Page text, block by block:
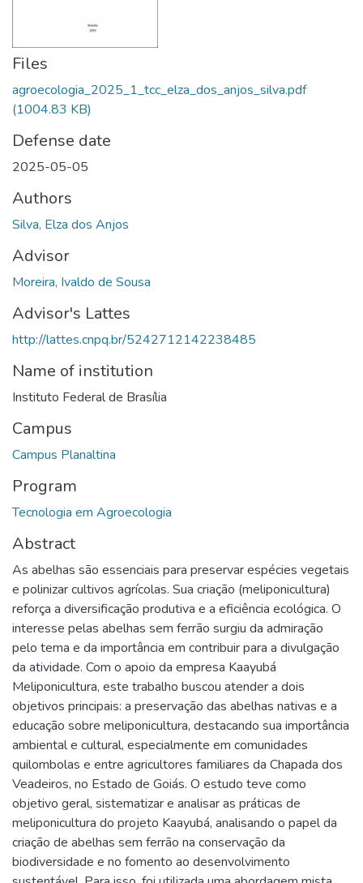
Files
agroecologia_2025_1_tcc_elza_dos_anjos_silva.pdf
(1004.83 KB)
Defense date
2025-05-05
Authors
Silva, Elza dos Anjos
Advisor
Moreira, Ivaldo de Sousa
Advisor's Lattes
http://lattes.cnpq.br/5242712142238485
Name of institution
Instituto Federal de Brasília
Campus
Campus Planaltina
Program
Tecnologia em Agroecologia
Abstract
As abelhas são essenciais para preservar espécies vegetais
e polinizar cultivos agrícolas. Sua criação (meliponicultura)
reforça a diversificação produtiva e a eficiência ecológica. O
interesse pelas abelhas sem ferrão surgiu da admiração
pelo tema e da importância em contribuir para a divulgação
da atividade. Com o apoio da empresa Kaayubá
Meliponicultura, este trabalho buscou atender a dois
objetivos principais: a preservação das abelhas nativas e a
educação sobre meliponicultura, destacando sua importância
ambiental e cultural, especialmente em comunidades
quilombolas e entre agricultores familiares da Chapada dos
Veadeiros, no Estado de Goiás. O estudo teve como
objetivo geral, sistematizar e analisar as práticas de
meliponicultura do projeto Kaayubá, analisando o papel da
criação de abelhas sem ferrão na conservação da
biodiversidade e no fomento ao desenvolvimento